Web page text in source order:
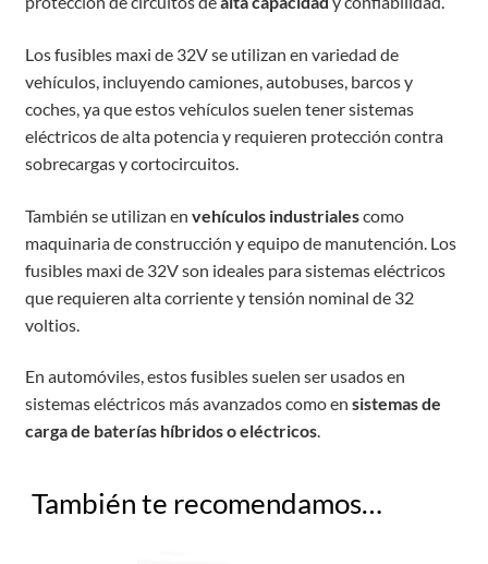
Los fusibles maxi de 32V se utilizan en variedad de
vehículos, incluyendo camiones, autobuses, barcos y
coches, ya que estos vehículos suelen tener sistemas
eléctricos de alta potencia y requieren protección contra
sobrecargas y cortocircuitos.
También se utilizan en vehículos industrialescomo
maquinaria de construcción y equipo de manutención. Los
fusibles maxi de 32V son ideales para sistemas eléctricos
que requieren alta corriente y tensión nominal de 32
voltios.
En automóviles, estos fusibles suelen ser usados en
sistemas eléctricos más avanzados como en sistemas de
carga de baterías híbridos o eléctricos.
También te recomendamos…